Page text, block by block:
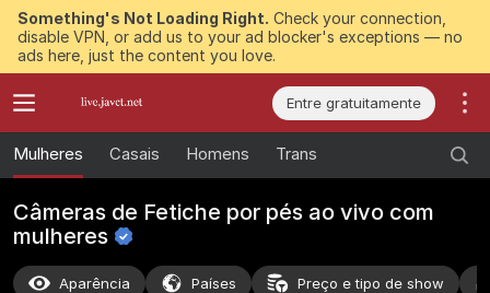
Something's Not Loading Right. Check your connection,
disable VPN, or add us to your ad blocker's exceptions — no
ads here, just the content you love.
Entre gratuitamente
Mulheres Casais Homens Trans
Câmeras de Fetiche por pés ao vivo com
mulheres
Aparência Países Preço e tipo de show